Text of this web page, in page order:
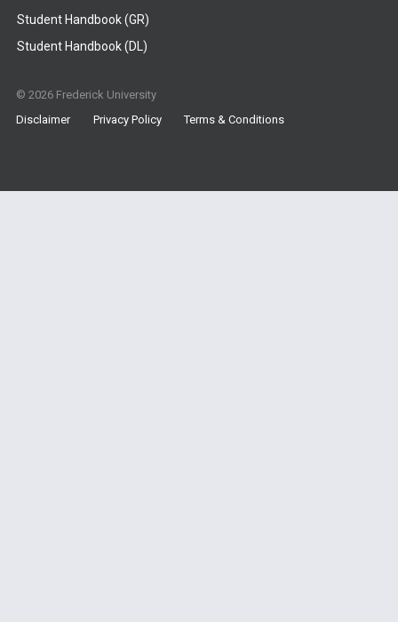
Student Handbook (GR)
Student Handbook (DL)
© 2026 Frederick University
Disclaimer
Privacy Policy Terms & Conditions